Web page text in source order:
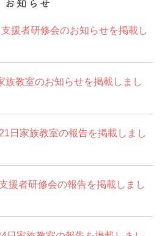
援者研修会のお知らせを掲載し
族教室のお知らせを掲載しまし
日家族教室の報告を掲載しまし
援者研修会の報告を掲載しまし